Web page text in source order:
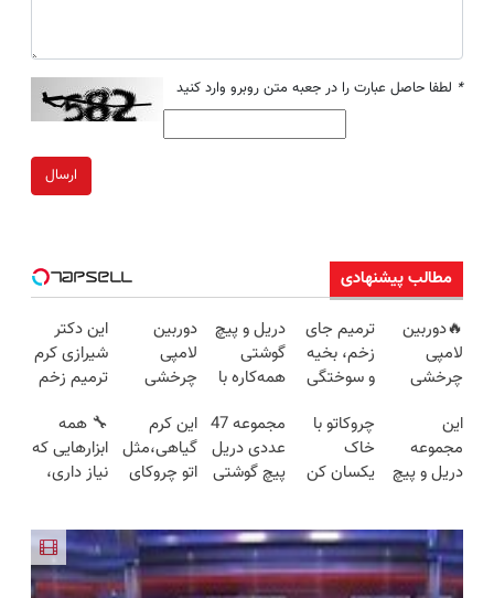
* لطفا حاصل عبارت را در جعبه متن روبرو وارد کنید
ارسال
مطالب پیشنهادی
🔥دوربین
لامپی
چرخشی
🔥 پرداخت
درب منزل
+ گارانتی
ترمیم جای
زخم، بخیه
و سوختگی
هفته!!😍
دریل و پیچ
گوشتی
همه‌کاره با
هوشمند ⚙️
(نصف
قیمت بازار
دوربین
لامپی
چرخشی
فقط امروز
حراج شد🔥
پرداخت
این دکتر
شیرازی کرم
ترمیم زخم
ساخت!!!
این
مجموعه
دریل و پیچ
نصف قیمت
بخر!😉
چروکاتو با
خاک
یکسان کن
صرفه)
مجموعه 47
عددی دریل
پیچ گوشتی
مدت
محدود)
این کرم
گیاهی،مثل
اتو چروکای
میکنه!+تخفیف
ویژه
🔧 همه
ابزارهایی که
نیاز داری،
تخفیف به
مدت